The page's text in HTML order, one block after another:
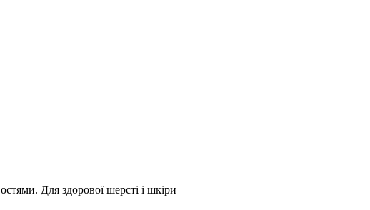
Для здорової шерсті і шкіри